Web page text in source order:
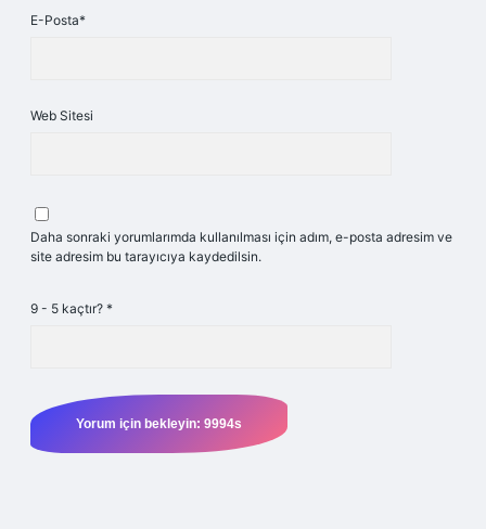
E-Posta*
Web Sitesi
Daha sonraki yorumlarımda kullanılması için adım, e-posta adresim ve
site adresim bu tarayıcıya kaydedilsin.
9 - 5 kaçtır? *